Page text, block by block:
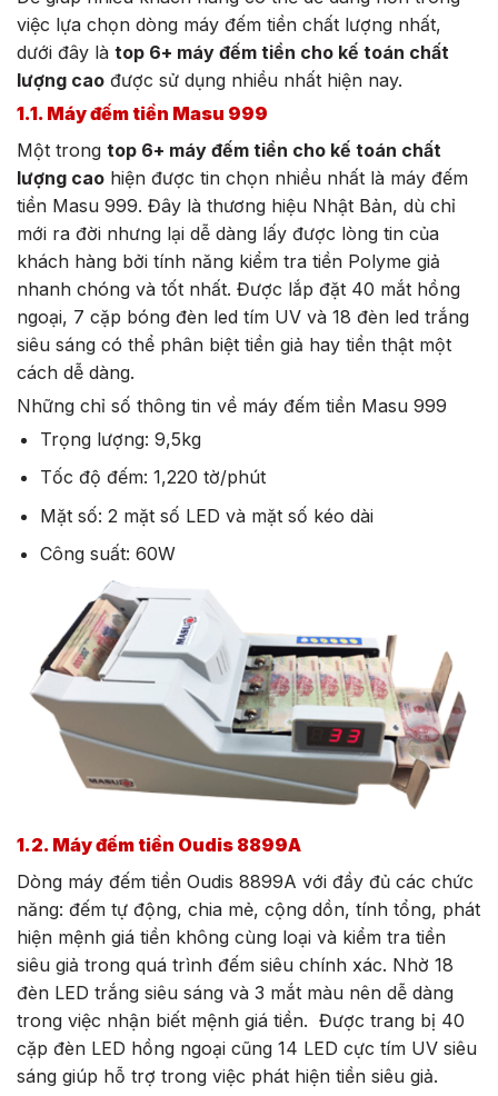
việc lựa chọn dòng máy đếm tiền chất lượng nhất,
dưới đây là top 6+ máy đếm tiền cho kế toán chất
lượng cao được sử dụng nhiều nhất hiện nay.
1.1. Máy đếm tiền Masu 999
Một trong top 6+ máy đếm tiền cho kế toán chất
lượng cao hiện được tin chọn nhiều nhất là máy đếm
tiền Masu 999. Đây là thương hiệu Nhật Bản, dù chỉ
mới ra đời nhưng lại dễ dàng lấy được lòng tin của
khách hàng bởi tính năng kiểm tra tiền Polyme giả
nhanh chóng và tốt nhất. Được lắp đặt 40 mắt hồng
ngoại, 7 cặp bóng đèn led tím UV và 18 đèn led trắng
siêu sáng có thể phân biệt tiền giả hay tiền thật một
cách dễ dàng.
Những chỉ số thông tin về máy đếm tiền Masu 999
Trọng lượng: 9,5kg
Tốc độ đếm: 1,220 tờ/phút
Mặt số: 2 mặt số LED và mặt số kéo dài
Công suất: 60W
1.2. Máy đếm tiền Oudis 8899A
Dòng máy đếm tiền Oudis 8899A với đầy đủ các chức
năng: đếm tự động, chia mẻ, cộng dồn, tính tổng, phát
hiện mệnh giá tiền không cùng loại và kiểm tra tiền
siêu giả trong quá trình đếm siêu chính xác. Nhờ 18
đèn LED trắng siêu sáng và 3 mắt màu nên dễ dàng
trong việc nhận biết mệnh giá tiền. Được trang bị 40
cặp đèn LED hồng ngoại cũng 14 LED cực tím UV siêu
sáng giúp hỗ trợ trong việc phát hiện tiền siêu giả.